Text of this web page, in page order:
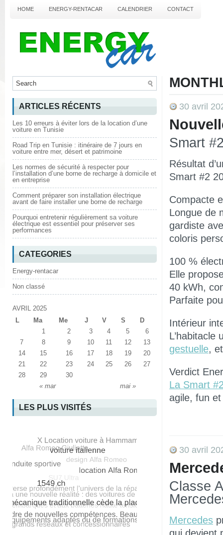
HOME ENERGY-RENTACAR CALENDRIER CONTACT
30 avril
Smart
Résultat
Smart #2
Compacte
Longue de
gardiste
coloris
100 %
Elle
40 kWh,
Parfaite
Intérieur
gestuelle,
Verdict
La Smart
agile, fun
30 avril
Classe
Mercedes
ARTICLES RÉCENTS
Les 10 erreurs à éviter lors de la location d’une
voiture en Tunisie
Road Trip en Tunisie : itinéraire de 7 jours en
voiture entre mer, désert et patrimoine
Les normes de sécurité à respecter pour
l’installation d’une borne de recharge à domicile et
en entreprise
Comment préparer son installation électrique
avant de faire installer une borne de recharge
Pourquoi entretenir régulièrement sa voiture
électrique est essentiel pour préserver ses
performances
CATEGORIES
Energy-rentacar
Non classé
AVRIL 2025
L
Ma Me J V S D
« mar mai »
1 2 3 4 5
6
7
8 9 10 11 12
13
14
15 16 17 18 19
20
21
22 23 24 25 26
27
28
29 30
LES PLUS VISITÉS